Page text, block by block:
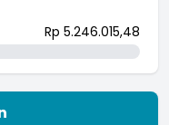
Rp 5.246.015,48